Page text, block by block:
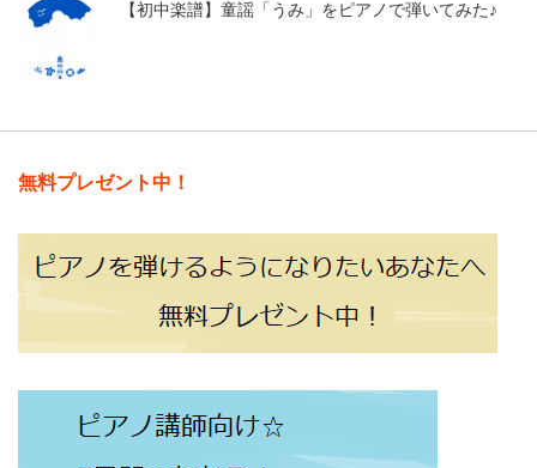
【初中楽譜】童謡「うみ」をピアノで弾いてみた♪
無料プレゼント中！